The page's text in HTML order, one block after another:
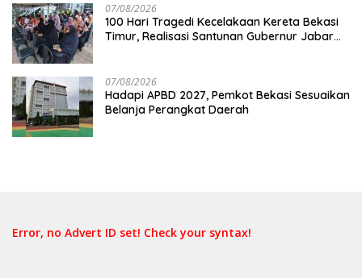
07/08/2026
100 Hari Tragedi Kecelakaan Kereta Bekasi
Timur, Realisasi Santunan Gubernur Jabar
07/08/2026
Hadapi APBD 2027, Pemkot Bekasi Sesuaikan
Belanja Perangkat Daerah
Error, no Advert ID set! Check your syntax!